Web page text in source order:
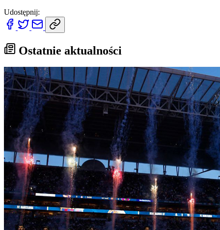
Udostępnij:
Ostatnie aktualności